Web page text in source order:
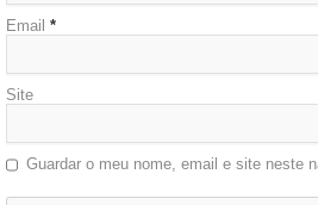
Email *
Site
Guardar o meu nome, email e site neste